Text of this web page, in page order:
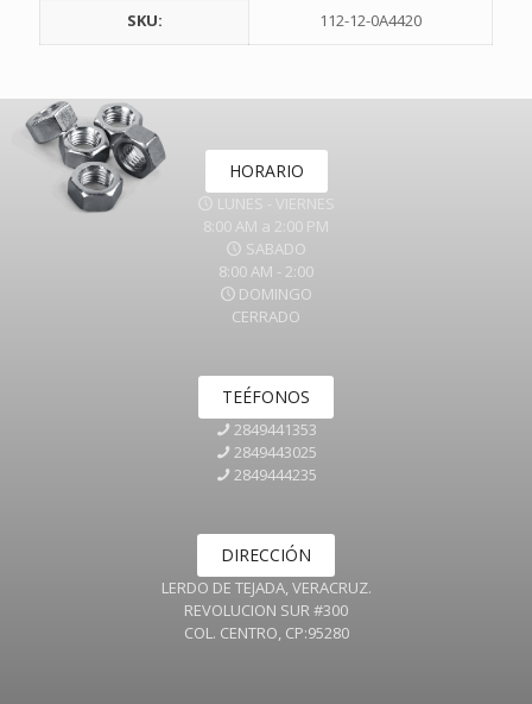
SKU: 112-12-0A4420
HORARIO
LUNES - VIERNES
8:00 AM a 2:00 PM
SABADO
8:00 AM - 2:00
DOMINGO
CERRADO
TEÉFONOS
2849441353
2849443025
2849444235
DIRECCIÓN
LERDO DE TEJADA, VERACRUZ.
REVOLUCION SUR #300
COL. CENTRO, CP:95280